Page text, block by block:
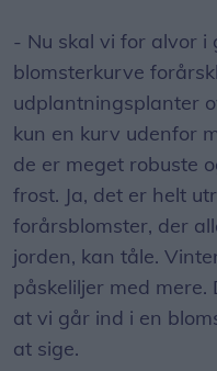
- Nu skal vi for alvor i
blomsterkurve
udplantningsplanter
kun en kurv udenfor
de er meget robuste
frost. Ja, det er helt
forårsblomster, der
jorden, kan tåle.
påskeliljer med
at vi går ind i en
at sige.